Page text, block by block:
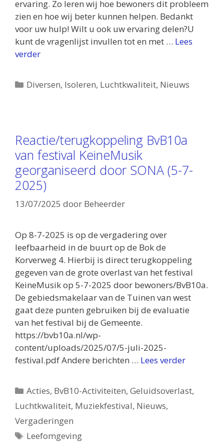
ervaring. Zo leren wij hoe bewoners dit probleem
zien en hoe wij beter kunnen helpen. Bedankt
voor uw hulp! Wilt u ook uw ervaring delen?U
kunt de vragenlijst invullen tot en met … Lees
verder
Categorieën
Diversen, Isoleren, Luchtkwaliteit, Nieuws
Reactie/terugkoppeling BvB10a
van festival KeineMusik
georganiseerd door SONA (5-7-
2025)
13/07/2025 door Beheerder
Op 8-7-2025 is op de vergadering over
leefbaarheid in de buurt op de Bok de
Korverweg 4. Hierbij is direct terugkoppeling
gegeven van de grote overlast van het festival
KeineMusik op 5-7-2025 door bewoners/BvB10a.
De gebiedsmakelaar van de Tuinen van west
gaat deze punten gebruiken bij de evaluatie
van het festival bij de Gemeente.
https://bvb10a.nl/wp-
content/uploads/2025/07/5-juli-2025-
festival.pdf Andere berichten … Lees verder
Categorieën
Acties, BvB10-Activiteiten,Geluidsoverlast,
Luchtkwaliteit, Muziekfestival, Nieuws,
Vergaderingen
Tags
Leefomgeving